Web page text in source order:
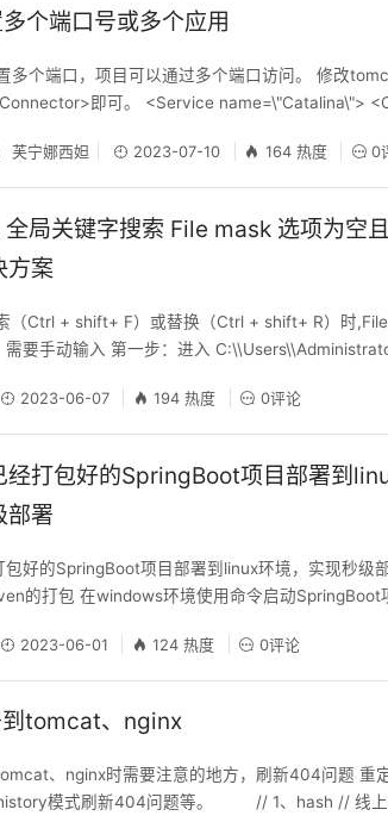
个端口号或多个应用
多个端口，项目可以通过多个端口访问。 修改
即可。 <Service name=\"Catalina\">
芙宁娜西妲 2023-07-10 164 热度 0
局关键字搜索 File mask 选项为空
方案
（Ctrl + shift+ F）或替换（Ctrl + shift+ R）时
需要手动输入 第一步：进入
2023-06-07 194 热度 0评论
经打包好的SpringBoot项目部署到
部署
包好的SpringBoot项目部署到linux环境，实现秒级
的打包 在windows环境使用命令启动SpringBoot
分离依赖，每次上传Linux环境只上传几百k的代码
中一键部署启动 例如： java -j
2023-06-01 124 热度 0评论
tomcat、nginx
、nginx时需要注意的地方，刷新404问题 重
模式刷新404问题等。 // 1、hash // 线上